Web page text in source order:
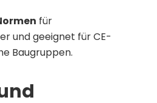
für
und geeignet für CE-
Baugruppen.